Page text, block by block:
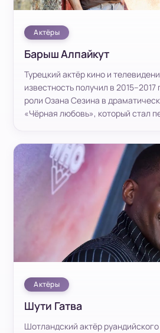
Актёры
Барыш Алпайкут
Турецкий актёр кино и
известность получил в 2015–2017
роли Озана Сезина в
«Чёрная любовь», который стал
Актёры
Шути Гатва
Шотландский актёр